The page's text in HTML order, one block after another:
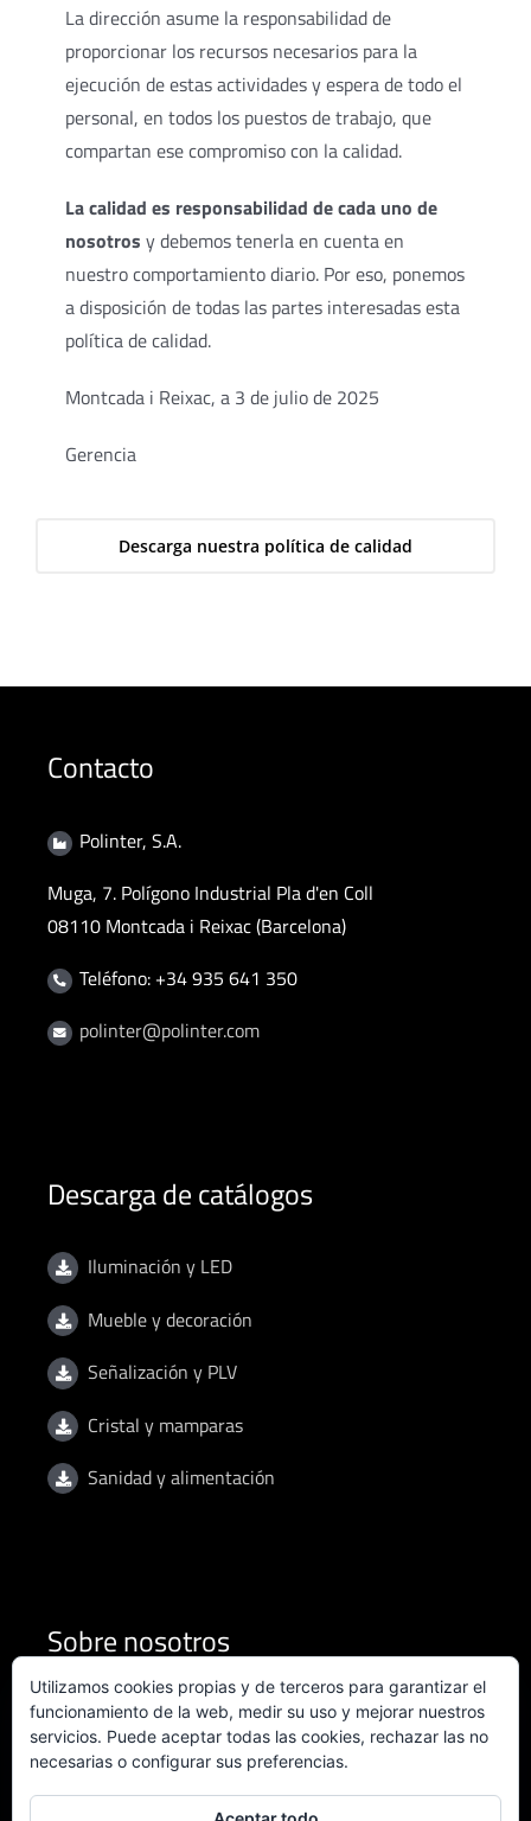
La dirección asume la responsabilidad de
proporcionar los recursos necesarios para la
ejecución de estas actividades y espera de todo el
personal, en todos los puestos de trabajo, que
compartan ese compromiso con la calidad.
La calidad es responsabilidad de cada uno de
nosotros y debemos tenerla en cuenta en
nuestro comportamiento diario. Por eso, ponemos
a disposición de todas las partes interesadas esta
política de calidad.
Montcada i Reixac, a 3 de julio de 2025
Gerencia
Descarga nuestra política de calidad
Contacto
Polinter, S.A.
Muga, 7. Polígono Industrial Pla d'en Coll
08110 Montcada i Reixac (Barcelona)
Teléfono: +34 935 641 350
polinter@polinter.com
Descarga de catálogos
Iluminación y LED
Mueble y decoración
Señalización y PLV
Cristal y mamparas
Sanidad y alimentación
Sobre nosotros
Condiciones de uso
Política de privacidad
Utilizamos cookies propias y de terceros para garantizar el
funcionamiento de la web, medir su uso y mejorar nuestros
servicios. Puede aceptar todas las cookies, rechazar las no
necesarias o configurar sus preferencias.